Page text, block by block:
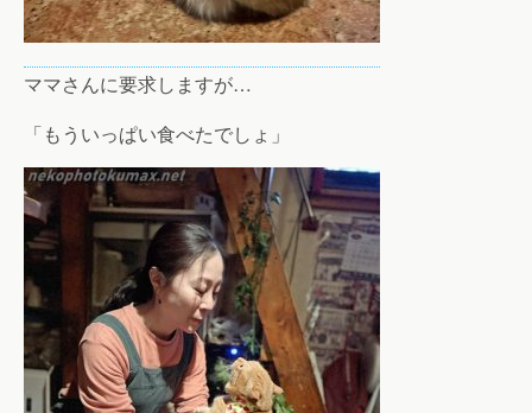
ママさんに要求しますが…
「もういっぱい食べたでしょ」